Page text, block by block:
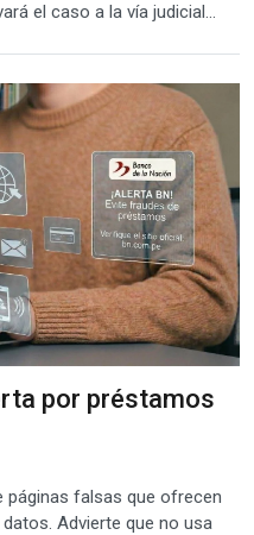
el caso a la vía judicial...
por préstamos
páginas falsas que ofrecen
Advierte que no usa